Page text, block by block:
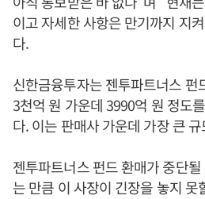
이고 자세한 사항은 만기까지 지
다.
신한금융투자는 젠투파트너스 펀
3천억 원 가운데 3990억 원 정도
다. 이는 판매사 가운데 가장 큰 규
젠투파트너스 펀드 환매가 중단
는 만큼 이 사장이 긴장을 놓지 못